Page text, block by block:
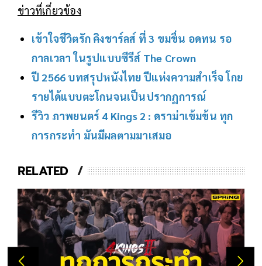
ข่าวที่เกี่ยวข้อง
เข้าใจชีวิตรัก คิงชาร์ลส์ ที่ 3 ขมขื่น อดทน รอ
กาลเวลา ในรูปแบบซีรีส์ The Crown
ปี 2566 บทสรุปหนังไทย ปีแห่งความสำเร็จ โกย
รายได้แบบตะโกนจนเป็นปรากฏการณ์
รีวิว ภาพยนตร์ 4 Kings 2 : ดราม่าเข้มข้น ทุก
การกระทำ มันมีผลตามมาเสมอ
RELATED